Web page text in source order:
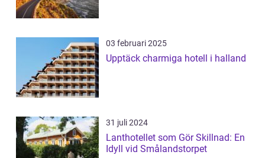
03 februari 2025
Upptäck charmiga hotell i halland
31 juli 2024
Lanthotellet som Gör Skillnad: En
Idyll vid Smålandstorpet